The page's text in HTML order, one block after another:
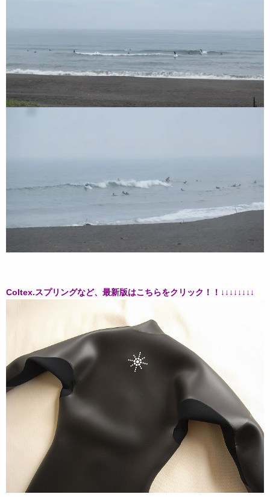
Coltex.スプリングなど、最新版はこちらをクリック！！↓↓↓↓↓↓↓↓